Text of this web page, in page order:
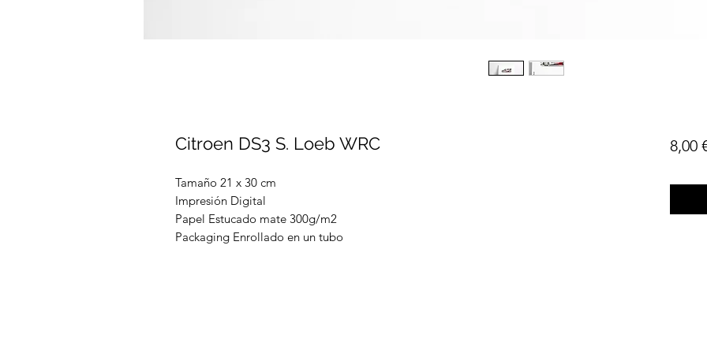
Citroen DS3 S. Loeb WRC
Tamaño 21 x 30 cm
Impresión Digital
Papel Estucado mate 300g/m2
Packaging Enrollado en un tubo
8,00